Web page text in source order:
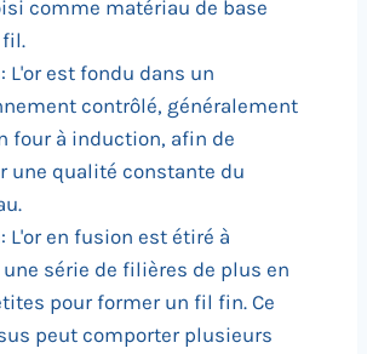
comme matériau de base
fil.
: L'or est fondu dans un
contrôlé, généralement
four à induction, afin de
une qualité constante du
: L'or en fusion est étiré à
série de filières de plus en
pour former un fil fin. Ce
peut comporter plusieurs